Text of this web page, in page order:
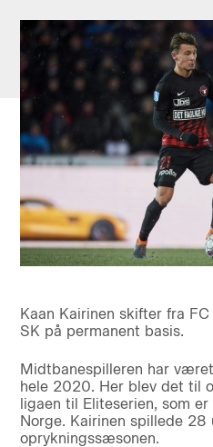
Kaan Kairinen skifter fra
SK på permanent basis.
Midtbanespilleren har
hele 2020. Her blev det til
ligaen til Eliteserien, som
Norge. Kairinen spillede
oprykningssæsonen.